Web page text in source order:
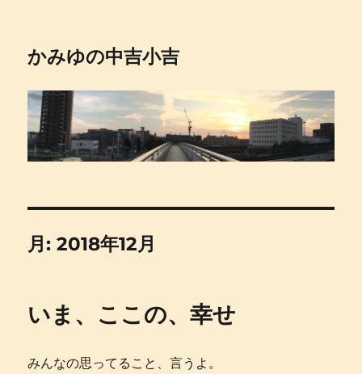
かみゆの中吉小吉
月:2018年12月
いま、ここの、幸せ
みんなの思ってること、言うよ。